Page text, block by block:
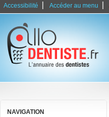
Accessibilité Accéder au menu
NAVIGATION